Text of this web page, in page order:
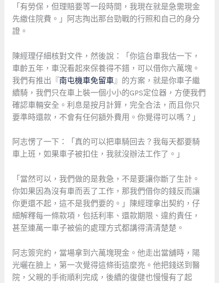
「有勞保，但理賠要等一段時間，我現在就是急需現金
先繳住院費。」阿志掏出那台勁戰的行照和自己的身分
證。
陳經理仔細核對文件，然後說：「你這台車我估一下，
車齡五年，車況看起來保養得不錯，可以借你六萬塊。
我們有推出『南屯機車免留車』的方案，就是你車子繼
續騎，我們只在車上裝一個小小的GPS定位器，方便我們
確認車輛安全。利息是按月計算，完全合法，而且你只
要準時還款，不會有任何額外費用。你覺得可以嗎？」
阿志愣了一下：「真的可以把車騎回去？我每天都要騎
車上班，如果車子被扣住，我就沒辦法工作了。」
「當然可以，我們做的是救急，不是要讓你斷了生計。
你如果因為沒有車而丟了工作，那我們借你的錢反而讓
你更還不起，這不是我們要的。」陳經理拿出契約，仔
細解釋每一條款項，包括利率、還款期限、違約責任，
甚至連萬一車子被偷的處理方式都講得清清楚楚。
阿志簽完約，當場拿到六萬塊現金。他走出當舖時，陽
光曬在臉上，第一次覺得這條街這麼亮。他把錢送到醫
院，父親的手術順利完成，後續的復健也慢慢有了起